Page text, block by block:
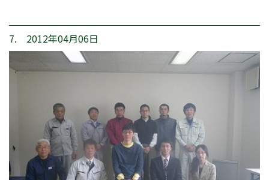
7. 2012年04月06日